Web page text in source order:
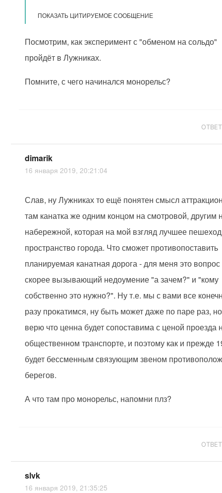
ПОКАЗАТЬ ЦИТИРУЕМОЕ СООБЩЕНИЕ
Посмотрим, как эксперимент с "обменом на сольдо"
пройдёт в Лужниках.
Помните, с чего начинался монорельс?
dimarik
16 января 2019, 20:21:04
Слав, ну Лужниках то ещё понятен смысл
там канатка же одним концом на смотровой, другим
набережной, которая на мой взгляд лучшее
пространство города. Что сможет противопоставить
планируемая канатная дорога - для меня это вопрос
скорее вызывающий недоумение "а зачем?" и "кому
собственно это нужно?". Ну т.е. мы с вами все
разу прокатимся, ну быть может даже по паре раз,
верю что ценна будет сопоставима с ценой проезда
общественном транспорте, и поэтому как и прежде
будет бессменным связующим звеном
берегов.
А что там про монорельс, напомни плз?
slvk
16 января 2019, 21:35:25